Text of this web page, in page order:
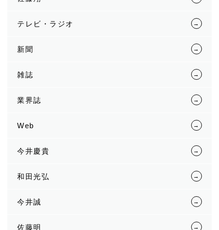
テレビ・ラジオ
新聞
雑誌
業界誌
Web
今井慶貴
和田光弘
今井誠
佐藤明